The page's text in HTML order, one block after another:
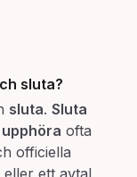
sluta?
sluta. Sluta
upphöra ofta
officiella
eller ett avtal